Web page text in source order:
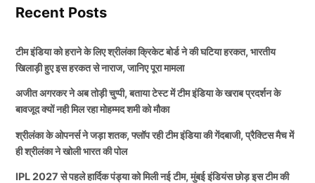
मजबूत होगी और उपभोक्ताओं को भी उचित कीमत पर उत्पाद
हालांकि, कुछ विशेषज्ञों का यह भी मानना है कि मंडी शुल्क राज्य
सरकारों के लिए राजस्व का एक महत्वपूर्ण स्रोत है। ऐसे में किसी
हितों के बीच संतुलन बनाना होगा।
इस बेहतरीन प्रदर्शन के कारण फैंस का मानना था कि मोहम्मद
शमी (Mohammed Shami) को आने वाले समय में और भी ज्यादा
कारण भारतीय टीम से दूर हो गए हैं।
साल 2025 मे हुई Mohammed Shami
का टीम में वापसी
Recent Posts
टीम इंडिया को हराने के लिए श्रीलंका क्रिकेट बोर्ड ने की घटिया हरकत, भारतीय
खिलाड़ी हुए इस हरकत से नाराज, जानिए पूरा मामला
अजीत अगरकर ने अब तोड़ी चुप्पी, बताया टेस्ट में टीम इंडिया के खराब प्रदर्शन के
बावजूद क्यों नही मिल रहा मोहम्मद शमी को मौका
श्रीलंका के ओपनर्स ने जड़ा शतक, फ्लॉप रही टीम इंडिया की गेंदबाजी, प्रैक्टिस मैच में
ही श्रीलंका ने खोली भारत की पोल
IPL 2027 से पहले हार्दिक पंड्या को मिली नई टीम, मुंबई इंडियंस छोड़ इस टीम की